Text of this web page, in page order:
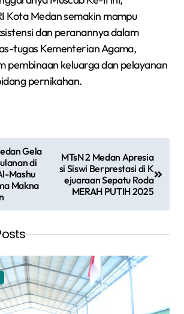
Kota Medan semakin mampu
dan peranannya dalam
tugas Kementerian Agama,
pembinaan keluarga dan pelayanan
pernikahan.
Gela
di
Mashu
Makna
MTsN 2 Medan Apresia
si Siswi Berprestasi di K
ejuaraan Sepatu Roda
MERAH PUTIH 2025